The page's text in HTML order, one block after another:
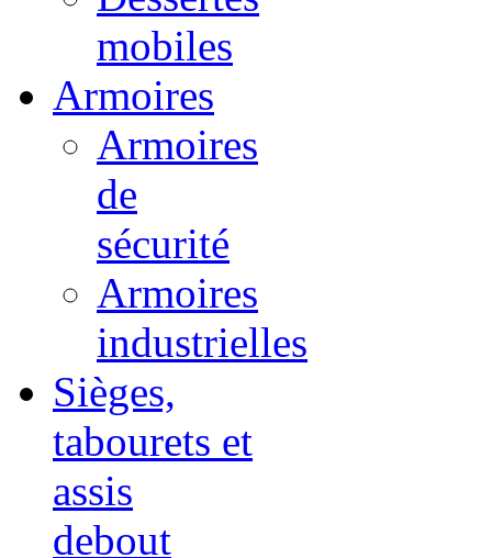
mobiles
Armoires
Armoires
de
sécurité
Armoires
industrielles
Sièges,
tabourets et
assis
debout